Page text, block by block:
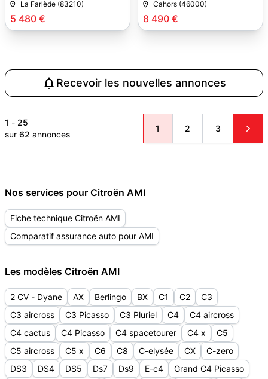
5 480 €
La Farlède (83210)
8 490 €
Cahors (46000)
Recevoir les nouvelles annonces
1 - 25
sur 62 annonces
1 2 3
Nos services pour Citroën AMI
Fiche technique Citroën AMI
Comparatif assurance auto pour AMI
Les modèles Citroën AMI
2 CV - Dyane AX Berlingo BX C1 C2
C3
C3 aircross
C3 Picasso C3 Pluriel C4
C4 aircross
C4 cactus
C4 Picasso C4 spacetourer C4 x
C5
C5 aircross
C5 x C6 C8 C-elysée CX
C-zero
DS3
DS4 DS5 Ds7 Ds9 E-c4
Grand C4 Picasso